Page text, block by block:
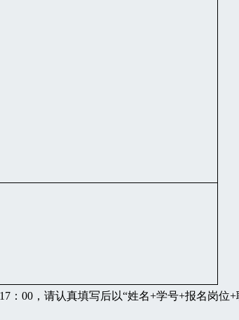
：00， 请认真填写后以“姓名+学号+报名岗位+